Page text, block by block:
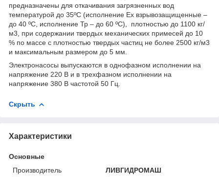
предназначены для откачивания загрязненных вод
температурой до 35ºС (исполнение Ex взрывозащищенные –
до 40 ºС, исполнение Тр – до 60 ºС), плотностью до 1100 кг/
м3 , при содержании твердых механических примесей до 10
% по массе с плотностью твердых частиц не более 2500 кг/м3
и максимальным размером до 5 мм.
Электронасосы выпускаются в однофазном исполнении на
напряжение 220 В и в трехфазном исполнении на
напряжение 380 В частотой 50 Гц.
Скрыть
Характеристики
Основные
Производитель
ЛИВГИДРОМАШ